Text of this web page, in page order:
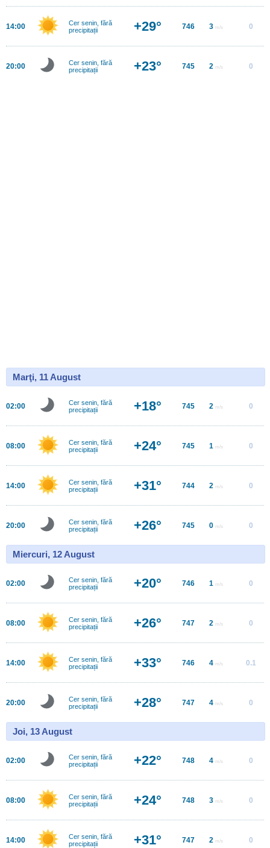
14:00
Cer senin, fără
precipitații
+29° 746 3 m/s 0
20:00
Cer senin, fără
precipitații
+23° 745 2 m/s 0
Marţi, 11 August
02:00
Cer senin, fără
precipitații
+18° 745 2 m/s 0
08:00
Cer senin, fără
precipitații
+24° 745 1 m/s 0
14:00
Cer senin, fără
precipitații
+31° 744 2 m/s 0
20:00
Cer senin, fără
precipitații
+26° 745 0 m/s 0
Miercuri, 12 August
02:00
Cer senin, fără
precipitații
+20° 746 1 m/s 0
08:00
Cer senin, fără
precipitații
+26° 747 2 m/s 0
14:00
Cer senin, fără
precipitații
+33° 746 4 m/s 0.1
20:00
Cer senin, fără
precipitații
+28° 747 4 m/s 0
Joi, 13 August
02:00
Cer senin, fără
precipitații
+22° 748 4 m/s 0
08:00
Cer senin, fără
precipitații
+24° 748 3 m/s 0
14:00
Cer senin, fără
precipitații
+31° 747 2 m/s 0